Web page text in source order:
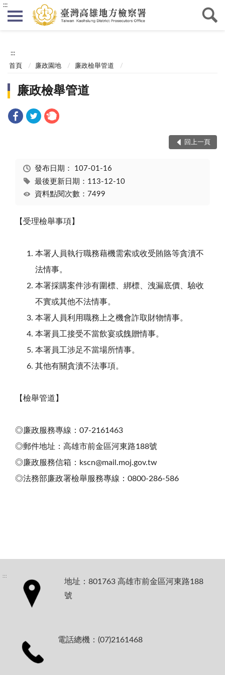
:::
:::
首頁 廉政園地 廉政檢舉管道
廉政檢舉管道
回上一頁
發布日期： 107-01-16
最後更新日期：113-12-10
資料點閱次數：7499
【受理檢舉事項】
本署人員執行職務藉機需索或收受賄賂等貪瀆不
法情事。
本署採購案件涉有圍標、綁標、洩漏底價、驗收
不實或其他不法情事。
本署人員利用職務上之機會詐取財物情事。
本署員工接受不當飲宴或餽贈情事。
本署員工涉足不當場所情事。
其他有關貪瀆不法事項。
【檢舉管道】
◎廉政服務專線：07-2161463
◎郵件地址：高雄市前金區河東路188號
◎廉政服務信箱：kscn@mail.moj.gov.tw
◎法務部廉政署檢舉服務專線：0800-286-586
:::
地址：801763 高雄市前金區河東路188
號
電話總機：(07)2161468